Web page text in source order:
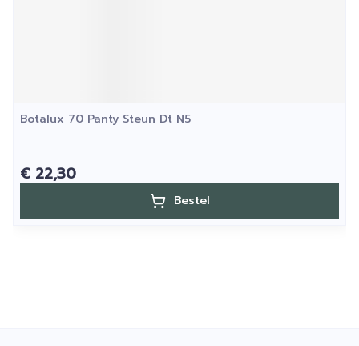
Botalux 70 Panty Steun Dt N5
€ 22,30
Bestel